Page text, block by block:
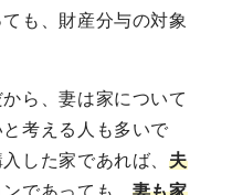
も、財産分与の対象
ら、妻は家について
考える人も多いで
した家であれば、夫
であっても、 妻も家